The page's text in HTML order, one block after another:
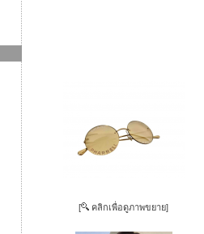
[ คลิกเพื่อดูภาพขยาย]